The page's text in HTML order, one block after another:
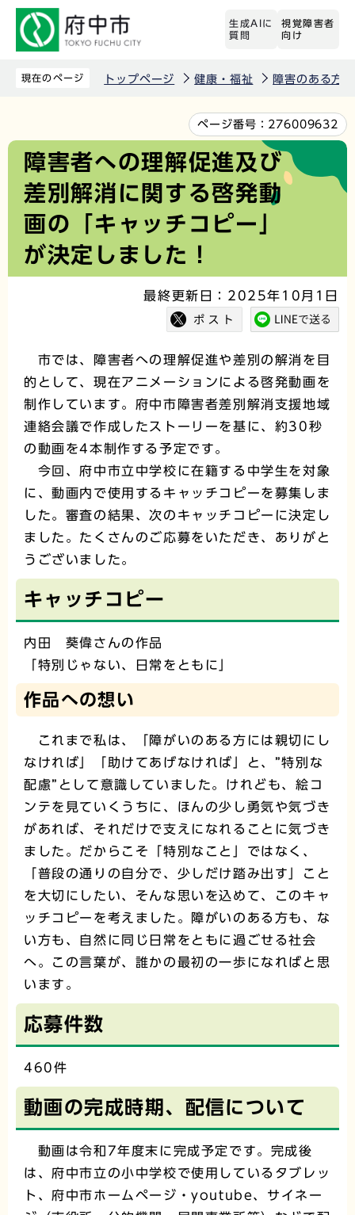
先
生成AIに
質問
視覚障害者
向け
現在のページ トップページ 健康・福祉 障害のある方
文
ページ番号： 276009632
障害者への理解促進及び
差別解消に関する啓発動
画の「キャッチコピー」
が決定しました！
最終更新日：2025年10月1日
市では、障害者への理解促進や差別の解消を目
的として、現在アニメーションによる啓発動画を
制作しています。府中市障害者差別解消支援地域
連絡会議で作成したストーリーを基に、約30秒
の動画を4本制作する予定です。
今回、府中市立中学校に在籍する中学生を対象
に、動画内で使用するキャッチコピーを募集しま
した。審査の結果、次のキャッチコピーに決定し
ました。たくさんのご応募をいただき、ありがと
うございました。
キャッチコピー
内田 葵偉さんの作品
「特別じゃない、日常をともに」
作品への想い
これまで私は、「障がいのある方には親切にし
なければ」「助けてあげなければ」と、”特別な
配慮”として意識していました。けれども、絵コ
ンテを見ていくうちに、ほんの少し勇気や気づき
があれば、それだけで支えになれることに気づき
ました。だからこそ「特別なこと」ではなく、
「普段の通りの自分で、少しだけ踏み出す」こと
を大切にしたい、そんな思いを込めて、このキャ
ッチコピーを考えました。障がいのある方も、な
い方も、自然に同じ日常をともに過ごせる社会
へ。この言葉が、誰かの最初の一歩になればと思
います。
応募件数
460件
動画の完成時期、配信について
動画は令和7年度末に完成予定です。完成後
は、府中市立の小中学校で使用しているタブレッ
ト、府中市ホームページ・youtube、サイネー